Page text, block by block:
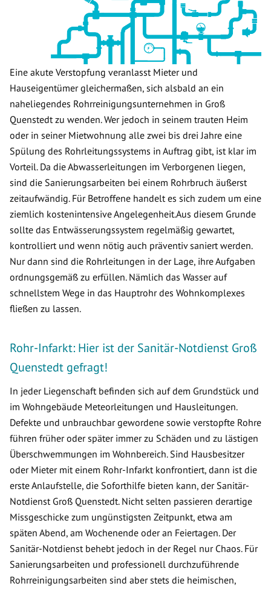
Eine akute Verstopfung veranlasst Mieter und
Hauseigentümer gleichermaßen, sich alsbald an ein
naheliegendes Rohrreinigungsunternehmen in Groß
Quenstedt zu wenden. Wer jedoch in seinem trauten Heim
oder in seiner Mietwohnung alle zwei bis drei Jahre eine
Spülung des Rohrleitungssystems in Auftrag gibt, ist klar im
Vorteil. Da die Abwasserleitungen im Verborgenen liegen,
sind die Sanierungsarbeiten bei einem Rohrbruch äußerst
zeitaufwändig. Für Betroffene handelt es sich zudem um eine
ziemlich kostenintensive Angelegenheit.Aus diesem Grunde
sollte das Entwässerungssystem regelmäßig gewartet,
kontrolliert und wenn nötig auch präventiv saniert werden.
Nur dann sind die Rohrleitungen in der Lage, ihre Aufgaben
ordnungsgemäß zu erfüllen. Nämlich das Wasser auf
schnellstem Wege in das Hauptrohr des Wohnkomplexes
fließen zu lassen.
Rohr-Infarkt: Hier ist der Sanitär-Notdienst Groß
Quenstedt gefragt!
In jeder Liegenschaft befinden sich auf dem Grundstück und
im Wohngebäude Meteorleitungen und Hausleitungen.
Defekte und unbrauchbar gewordene sowie verstopfte Rohre
führen früher oder später immer zu Schäden und zu lästigen
Überschwemmungen im Wohnbereich. Sind Hausbesitzer
oder Mieter mit einem Rohr-Infarkt konfrontiert, dann ist die
erste Anlaufstelle, die Soforthilfe bieten kann, der Sanitär-
Notdienst Groß Quenstedt. Nicht selten passieren derartige
Missgeschicke zum ungünstigsten Zeitpunkt, etwa am
späten Abend, am Wochenende oder an Feiertagen. Der
Sanitär-Notdienst behebt jedoch in der Regel nur Chaos. Für
Sanierungsarbeiten und professionell durchzuführende
Rohrreinigungsarbeiten sind aber stets die heimischen,